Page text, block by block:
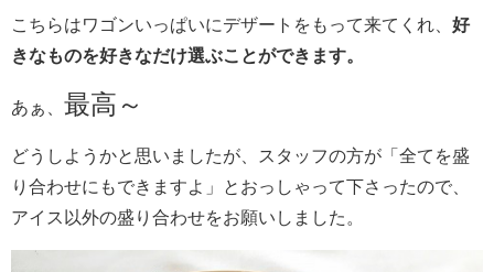
こちらはワゴンいっぱいにデザートをもって来てくれ、 好
きなものを好きなだけ選ぶことができます。
あぁ、 最高～
どうしようかと思いましたが、スタッフの方が「全てを盛
り合わせにもできますよ」とおっしゃって下さったので、
アイス以外の盛り合わせをお願いしました。